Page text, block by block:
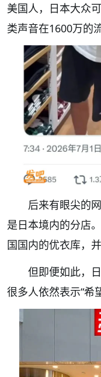
美国人，日本大众
类声音在1600万的
后来有眼尖的
是日本境内的分店
国国内的优衣库，
但即便如此，
很多人依然表示“希